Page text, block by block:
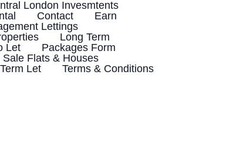
London Invesmtents
Contact
Earn
Lettings
Long Term
Let
Packages Form
Sale Flats & Houses
Let
Terms & Conditions